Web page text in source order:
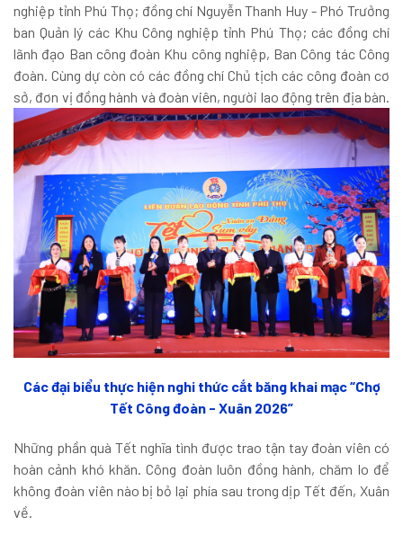
nghiệp tỉnh Phú Thọ; đồng chí Nguyễn Thanh Huy - Phó Trưởng
ban Quản lý các Khu Công nghiệp tỉnh Phú Thọ; các đồng chí
lãnh đạo Ban công đoàn Khu công nghiệp, Ban Công tác Công
đoàn. Cùng dự còn có các đồng chí Chủ tịch các công đoàn cơ
sở, đơn vị đồng hành và đoàn viên, người lao động trên địa bàn.
Các đại biểu thực hiện nghi thức cắt băng khai mạc “Chợ
Tết Công đoàn - Xuân 2026”
Những phần quà Tết nghĩa tình được trao tận tay đoàn viên có
hoàn cảnh khó khăn. Công đoàn luôn đồng hành, chăm lo để
không đoàn viên nào bị bỏ lại phía sau trong dịp Tết đến, Xuân
về.